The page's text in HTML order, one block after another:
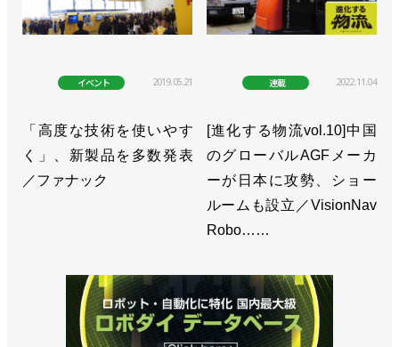
イベント 2019.05.21
「高度な技術を使いやす
く」、新製品を多数発表
／ファナック
連載 2022.11.04
[進化する物流vol.10]中国
のグローバルAGFメーカ
ーが日本に攻勢、ショー
ルームも設立／VisionNav
Robo……